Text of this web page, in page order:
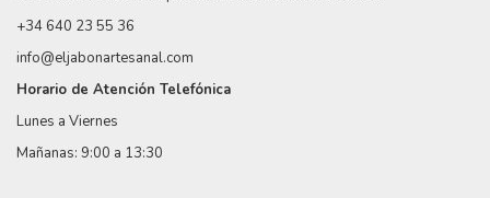
+34 640 23 55 36
info@eljabonartesanal.com
Horario de Atención Telefónica
Lunes a Viernes
Mañanas: 9:00 a 13:30